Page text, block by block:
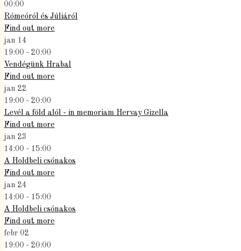
00:00
Rómeóról és Júliáról
Find out more
jan 14
19:00 - 20:00
Vendégünk Hrabal
Find out more
jan 22
19:00 - 20:00
Levél a föld alól - in memoriam Hervay Gizella
Find out more
jan 23
14:00 - 15:00
A Holdbeli csónakos
Find out more
jan 24
14:00 - 15:00
A Holdbeli csónakos
Find out more
febr 02
19:00 - 20:00